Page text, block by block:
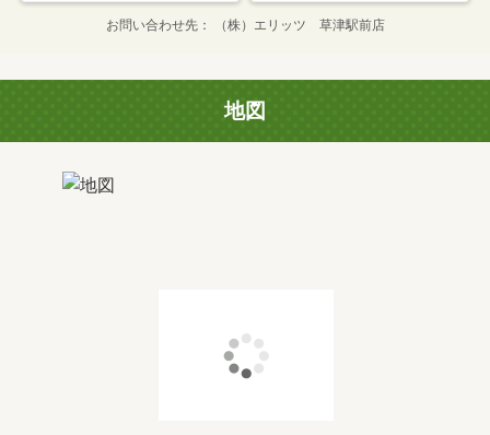
お問い合わせ先 （株）エリッツ 草津駅前店
地図